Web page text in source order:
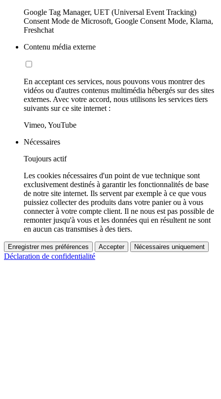
Google Tag Manager, UET (Universal Event Tracking)
Consent Mode de Microsoft, Google Consent Mode, Klarna,
Freshchat
Contenu média externe
En acceptant ces services, nous pouvons vous montrer des
vidéos ou d'autres contenus multimédia hébergés sur des sites
externes. Avec votre accord, nous utilisons les services tiers
suivants sur ce site internet :
Vimeo, YouTube
Nécessaires
Toujours actif
Les cookies nécessaires d'un point de vue technique sont
exclusivement destinés à garantir les fonctionnalités de base
de notre site internet. Ils servent par exemple à ce que vous
puissiez collecter des produits dans votre panier ou à vous
connecter à votre compte client. Il ne nous est pas possible de
remonter jusqu'à vous et les données qui en résultent ne sont
en aucun cas transmises à des tiers.
Enregistrer mes préférences Accepter Nécessaires uniquement
Déclaration de confidentialité